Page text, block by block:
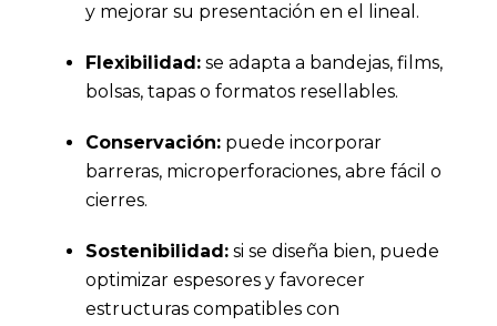
y mejorar su presentación en el lineal.
Flexibilidad: se adapta a bandejas, films,
bolsas, tapas o formatos resellables.
Conservación: puede incorporar
barreras, microperforaciones, abre fácil o
cierres.
Sostenibilidad: si se diseña bien, puede
optimizar espesores y favorecer
estructuras compatibles con